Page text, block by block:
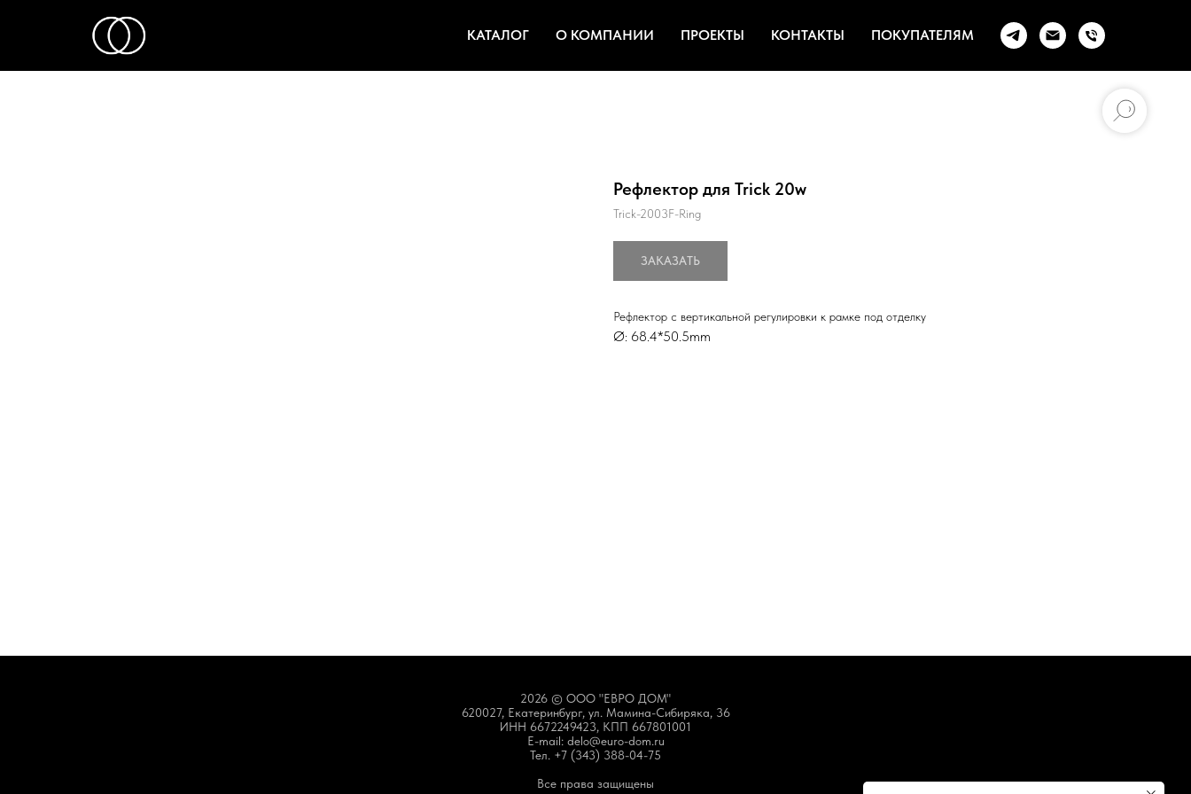
КАТАЛОГ О КОМПАНИИ ПРОЕКТЫ КОНТАКТЫ ПОКУПАТЕЛЯМ
Рефлектор для Trick 20w
Trick-2003F-Ring
ЗАКАЗАТЬ
Рефлектор с вертикальной регулировки к рамке под отделку
Ø: 68.4*50.5mm
2026 © ООО "ЕВРО ДОМ"
620027, Екатеринбург, ул. Мамина-Сибиряка, 36
ИНН 6672249423, КПП 667801001
E-mail: delo@euro-dom.ru
Тел. +7 (343) 388-04-75
Все права защищены